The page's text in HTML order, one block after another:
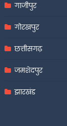
गाजीपुर
गोरखपुर
छत्तीसगढ़
जमशेदपुर
झारखंड